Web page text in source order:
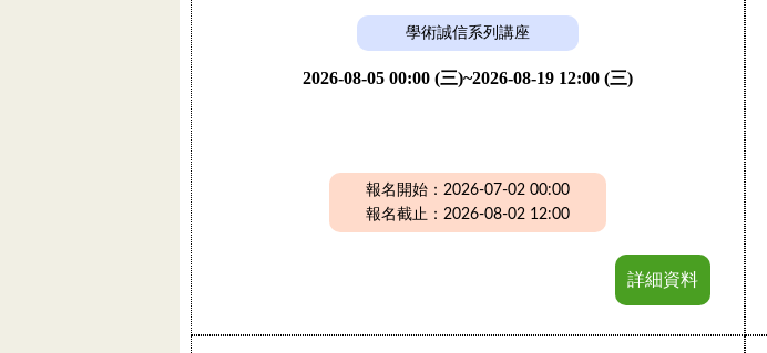
學術誠信系列講座
2026-08-05 00:00 (三)~2026-08-19 12:00 (三)
報名開始：2026-07-02 00:00
報名截止：2026-08-02 12:00
詳細資料